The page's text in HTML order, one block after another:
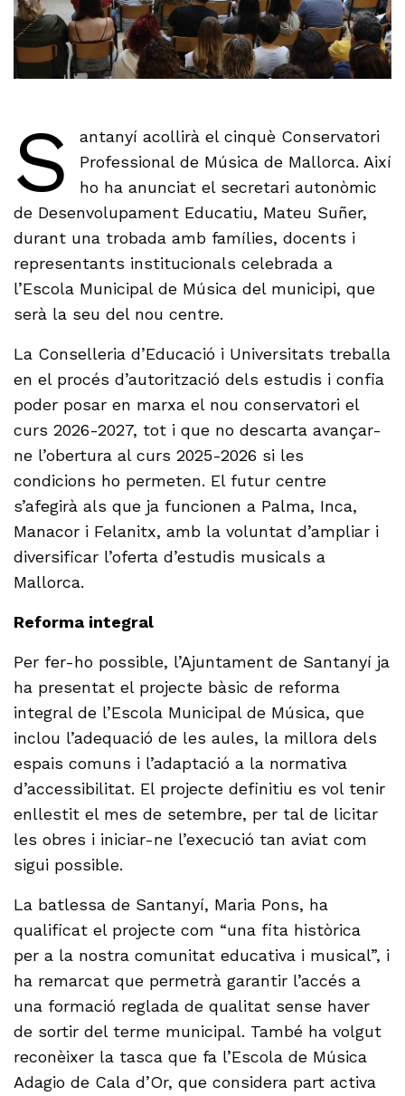
S
antanyí acollirà el cinquè Conservatori
Professional de Música de Mallorca. Així
ho ha anunciat el secretari autonòmic
de Desenvolupament Educatiu, Mateu Suñer,
durant una trobada amb famílies, docents i
representants institucionals celebrada a
l’Escola Municipal de Música del municipi, que
serà la seu del nou centre.
La Conselleria d’Educació i Universitats treballa
en el procés d’autorització dels estudis i confia
poder posar en marxa el nou conservatori el
curs 2026-2027, tot i que no descarta avançar-
ne l’obertura al curs 2025-2026 si les
condicions ho permeten. El futur centre
s’afegirà als que ja funcionen a Palma, Inca,
Manacor i Felanitx, amb la voluntat d’ampliar i
diversificar l’oferta d’estudis musicals a
Mallorca.
Reforma integral
Per fer-ho possible, l’Ajuntament de Santanyí ja
ha presentat el projecte bàsic de reforma
integral de l’Escola Municipal de Música, que
inclou l’adequació de les aules, la millora dels
espais comuns i l’adaptació a la normativa
d’accessibilitat. El projecte definitiu es vol tenir
enllestit el mes de setembre, per tal de licitar
les obres i iniciar-ne l’execució tan aviat com
sigui possible.
La batlessa de Santanyí, Maria Pons, ha
qualificat el projecte com “una fita històrica
per a la nostra comunitat educativa i musical”, i
ha remarcat que permetrà garantir l’accés a
una formació reglada de qualitat sense haver
de sortir del terme municipal. També ha volgut
reconèixer la tasca que fa l’Escola de Música
Adagio de Cala d’Or, que considera part activa